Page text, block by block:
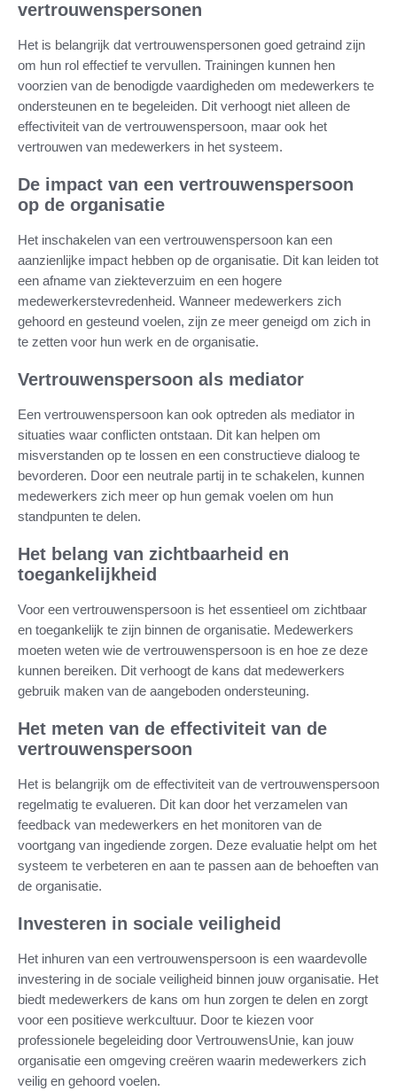
vertrouwenspersonen
Het is belangrijk dat vertrouwenspersonen goed getraind zijn
om hun rol effectief te vervullen. Trainingen kunnen hen
voorzien van de benodigde vaardigheden om medewerkers te
ondersteunen en te begeleiden. Dit verhoogt niet alleen de
effectiviteit van de vertrouwenspersoon, maar ook het
vertrouwen van medewerkers in het systeem.
De impact van een vertrouwenspersoon
op de organisatie
Het inschakelen van een vertrouwenspersoon kan een
aanzienlijke impact hebben op de organisatie. Dit kan leiden tot
een afname van ziekteverzuim en een hogere
medewerkerstevredenheid. Wanneer medewerkers zich
gehoord en gesteund voelen, zijn ze meer geneigd om zich in
te zetten voor hun werk en de organisatie.
Vertrouwenspersoon als mediator
Een vertrouwenspersoon kan ook optreden als mediator in
situaties waar conflicten ontstaan. Dit kan helpen om
misverstanden op te lossen en een constructieve dialoog te
bevorderen. Door een neutrale partij in te schakelen, kunnen
medewerkers zich meer op hun gemak voelen om hun
standpunten te delen.
Het belang van zichtbaarheid en
toegankelijkheid
Voor een vertrouwenspersoon is het essentieel om zichtbaar
en toegankelijk te zijn binnen de organisatie. Medewerkers
moeten weten wie de vertrouwenspersoon is en hoe ze deze
kunnen bereiken. Dit verhoogt de kans dat medewerkers
gebruik maken van de aangeboden ondersteuning.
Het meten van de effectiviteit van de
vertrouwenspersoon
Het is belangrijk om de effectiviteit van de vertrouwenspersoon
regelmatig te evalueren. Dit kan door het verzamelen van
feedback van medewerkers en het monitoren van de
voortgang van ingediende zorgen. Deze evaluatie helpt om het
systeem te verbeteren en aan te passen aan de behoeften van
de organisatie.
Investeren in sociale veiligheid
Het inhuren van een vertrouwenspersoon is een waardevolle
investering in de sociale veiligheid binnen jouw organisatie. Het
biedt medewerkers de kans om hun zorgen te delen en zorgt
voor een positieve werkcultuur. Door te kiezen voor
professionele begeleiding door VertrouwensUnie, kan jouw
organisatie een omgeving creëren waarin medewerkers zich
veilig en gehoord voelen.